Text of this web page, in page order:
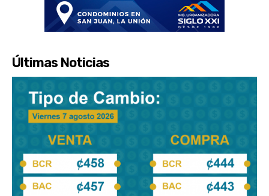
Últimas Noticias